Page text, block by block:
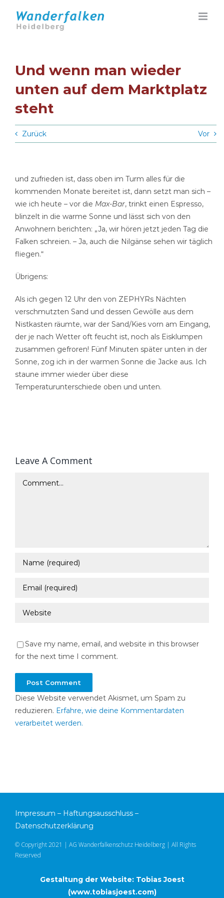
Inhalt
springen
Und wenn man wieder
unten auf dem Marktplatz
steht
Zurück Vor
und zufrieden ist, dass oben im Turm alles für die
kommenden Monate bereitet ist, dann setzt man sich –
wie ich heute – vor die Max-Bar, trinkt einen Espresso,
blinzelt in die warme Sonne und lässt sich von den
Anwohnern berichten: „Ja, wir hören jetzt jeden Tag die
Falken schreien. – Ja, auch die Nilgänse sehen wir täglich
fliegen.“
Übrigens:
Als ich gegen 12 Uhr den von ZEPHYRs Nächten
verschmutzten Sand und dessen Gewölle aus dem
Nistkasten räumte, war der Sand/Kies vorn am Eingang,
der je nach Wetter oft feucht ist, noch als Eisklumpen
zusammen gefroren! Fünf Minuten später unten in der
Sonne, zog ich in der warmen Sonne die Jacke aus. Ich
staune immer wieder über diese
Temperaturunterschiede oben und unten.
Leave A Comment
Comment
Save my name, email, and website in this browser
for the next time I comment.
Diese Website verwendet Akismet, um Spam zu
reduzieren. Erfahre, wie deine Kommentardaten
verarbeitet werden.
Impressum – Haftungsausschluss –
Datenschutzerklärung
© Copyright 2021 | AG Wanderfalkenschutz Heidelberg | All Rights
Reserved
Gestaltung der Website: Tobias Joest
(www.tobiasjoest.com)